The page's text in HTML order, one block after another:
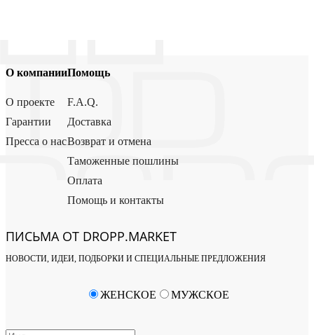
О компании
О проекте
Гарантии
Пресса о нас
Помощь
F.A.Q.
Доставка
Возврат и отмена
Таможенные пошлины
Оплата
Помощь и контакты
ПИСЬМА ОТ DROPP.MARKET
НОВОСТИ, ИДЕИ, ПОДБОРКИ И СПЕЦИАЛЬНЫЕ ПРЕДЛОЖЕНИЯ
ЖЕНСКОЕ МУЖСКОЕ